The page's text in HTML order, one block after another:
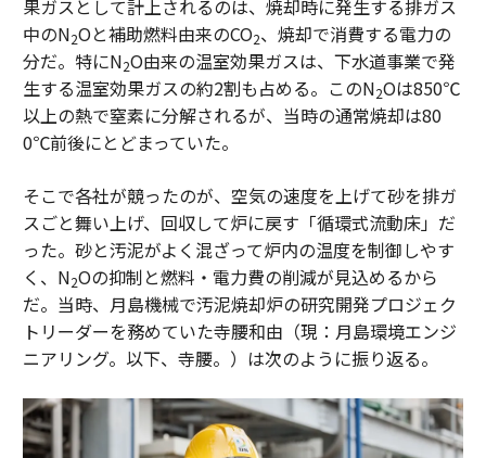
果ガスとして計上されるのは、焼却時に発生する排ガス
中のN2Oと補助燃料由来のCO2、焼却で消費する電力の
分だ。特にN2O由来の温室効果ガスは、下水道事業で発
生する温室効果ガスの約2割も占める。このN2Oは850℃
以上の熱で窒素に分解されるが、当時の通常焼却は80
0℃前後にとどまっていた。
そこで各社が競ったのが、空気の速度を上げて砂を排ガ
スごと舞い上げ、回収して炉に戻す「循環式流動床」だ
った。砂と汚泥がよく混ざって炉内の温度を制御しやす
く、N2Oの抑制と燃料・電力費の削減が見込めるから
だ。当時、月島機械で汚泥焼却炉の研究開発プロジェク
トリーダーを務めていた寺腰和由（現：月島環境エンジ
ニアリング。以下、寺腰。）は次のように振り返る。